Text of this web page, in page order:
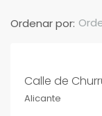
Ordenar por:
Calle de
Alicante